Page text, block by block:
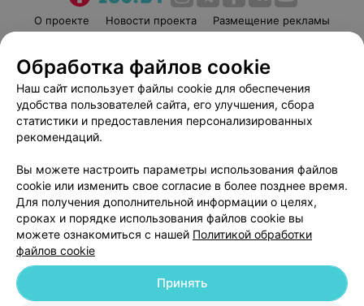
О проекте Новости проекта
Размещение рекламы
Пользовательское соглашение
Способы оплаты
Вакансии
Партнеры
Написать руководителю 103.by
Обработка персональных данных
© 2026 ООО «Артокс Лаб», УНП 191700409
| 220012, Республика Беларусь,
Обработка файлов cookie
Наш сайт использует файлы cookie для обеспечения
удобства пользователей сайта, его улучшения, сбора
статистики и предоставления персонализированных
рекомендаций.
Вы можете настроить параметры использования файлов
cookie или изменить свое согласие в более позднее время.
Для получения дополнительной информации о целях,
сроках и порядке использования файлов cookie вы
можете ознакомиться с нашей Политикой обработки
файлов cookie
Принять